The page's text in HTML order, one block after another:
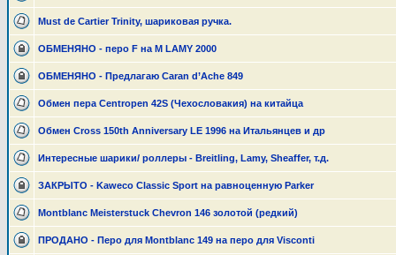
Must de Cartier Trinity, шариковая ручка.
ОБМЕНЯНО - перо F на М LAMY 2000
ОБМЕНЯНО - Предлагаю Caran d’Ache 849
Обмен пера Centropen 42S (Чехословакия) на китайца
Обмен Cross 150th Anniversary LE 1996 на Итальянцев и др
Интересные шарики/ роллеры - Breitling, Lamy, Sheaffer, т.д.
ЗАКРЫТО - Kaweco Classic Sport на равноценную Parker
Montblanc Meisterstuck Chevron 146 золотой (редкий)
ПРОДАНО - Перо для Montblanc 149 на перо для Visconti